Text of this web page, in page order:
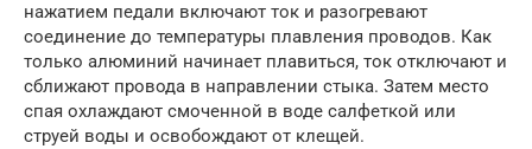
нажатием педали включают ток и разогревают
соединение до температуры плавления проводов. Как
только алюминий начинает плавиться, ток отключают и
сближают провода в направлении стыка. Затем место
спая охлаждают смоченной в воде салфеткой или
струей воды и освобождают от клещей.